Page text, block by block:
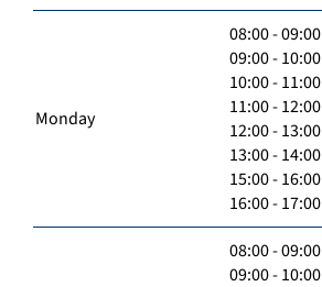
Monday
08:00 - 09:00
09:00 - 10:00
10:00 - 11:00
11:00 - 12:00
12:00 - 13:00
13:00 - 14:00
15:00 - 16:00
16:00 - 17:00
08:00 - 09:00
09:00 - 10:00